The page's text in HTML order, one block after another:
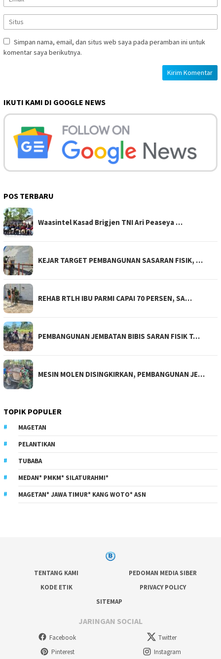
Simpan nama, email, dan situs web saya pada peramban ini untuk
komentar saya berikutnya.
IKUTI KAMI DI GOOGLE NEWS
POS TERBARU
Waasintel Kasad Brigjen TNI Ari Peaseya …
KEJAR TARGET PEMBANGUNAN SASARAN FISIK, …
REHAB RTLH IBU PARMI CAPAI 70 PERSEN, SA…
PEMBANGUNAN JEMBATAN BIBIS SARAN FISIK T…
MESIN MOLEN DISINGKIRKAN, PEMBANGUNAN JE…
TOPIK POPULER
MAGETAN
PELANTIKAN
TUBABA
MEDAN* PMKM* SILATURAHMI*
MAGETAN* JAWA TIMUR* KANG WOTO* ASN
TENTANG KAMI
PEDOMAN MEDIA SIBER
KODE ETIK
PRIVACY POLICY
SITEMAP
JARINGAN SOCIAL
Facebook
Twitter
Pinterest
Instagram